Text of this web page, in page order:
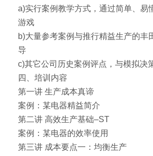
a)实行案例教学方式，通过简单、易
游戏
b)大量参考案例与推行精益生产的丰
导
c)其它公司历史案例评点，与模拟决
四、培训内容
第一讲 生产成本真谛
案例：某电器精益简介
第二讲 高效生产基础–ST
案例：某电器的效率使用
第三讲 成本要点一：均衡生产